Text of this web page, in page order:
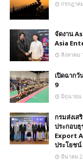
กรกฎาค
จัดงาน
Asia
สิงหาคม
เปิดฉากวั
9
มิถุนายน
กรมส่งเส
ประกอบธุ
Export
ประโยช
มีนาคม